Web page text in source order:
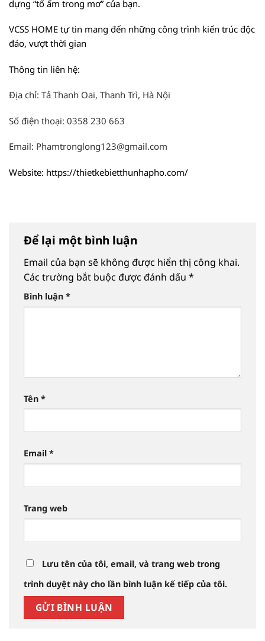
dựng “tổ ấm trong mơ” của bạn.
VCSS HOME tự tin mang đến những công trình kiến trúc độc
đáo, vượt thời gian
Thông tin liên hệ:
Địa chỉ: Tả Thanh Oai, Thanh Trì, Hà Nội
Số điện thoại: 0358 230 663
Email: Phamtronglong123@gmail.com
Website: https://thietkebietthunhapho.com/
Để lại một bình luận
Email của bạn sẽ không được hiển thị công khai.
Các trường bắt buộc được đánh dấu *
Bình luận *
Tên *
Email *
Trang web
Lưu tên của tôi, email, và trang web trong
trình duyệt này cho lần bình luận kế tiếp của tôi.